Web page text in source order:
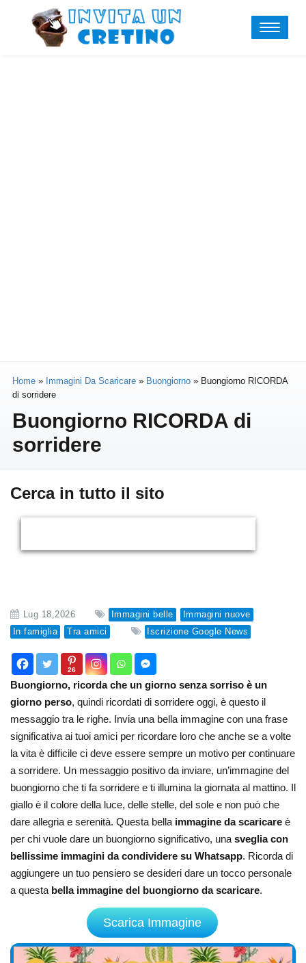
Home » Immagini Da Scaricare » Buongiorno » Buongiorno RICORDA
di sorridere
Buongiorno RICORDA di
sorridere
Cerca in tutto il sito
Lug 18,2026 Immagini belle
Immagini nuove
In famiglia
Tra amici Iscrizione Google News
26
Buongiorno, ricorda che un giorno senza sorriso è un
giorno perso, quindi ricordati di sorridere oggi, è questo il
messaggio tra le righe. Invia una bella immagine con una frase
significativa ai tuoi amici per ricordare loro che anche se a volte
la vita è difficile ci deve essere sempre un motivo per continuare
a sorridere. Un messaggio positivo da inviare, un’immagine del
buongiorno che ti fa sorridere e ti illumina la giornata al mattino. Il
giallo è il colore della luce, delle stelle, del sole e non può che
dare allegria e serenità. Questa bella immagine da scaricare è
per chi vuole dare un buongiorno significativo, una sveglia con
bellissime immagini da condividere su Whatsapp. Ricorda di
aggiungere un tuo pensiero se desideri dare un tocco personale
a questa bella immagine del buongiorno da scaricare.
Scarica Immagine